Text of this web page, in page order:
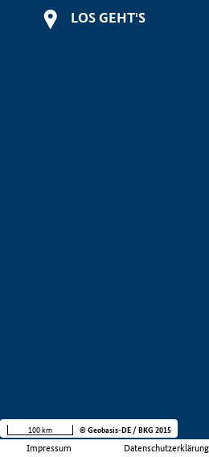
LOS GEHT'S
Impressum Datenschutzerklärung
100 km © Geobasis-DE / BKG 2015